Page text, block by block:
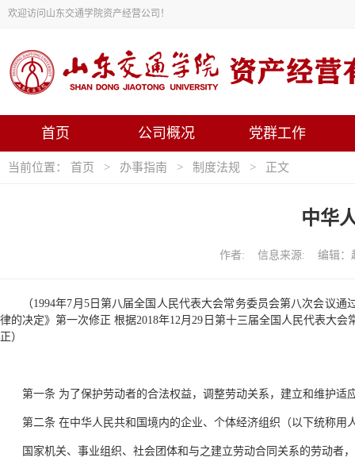
欢迎访问山东交通学院资产经营公司！
首页 公司概况 党群工作
当前位置： 首页 > 办事指南 > 制度法规 > 正文
中华
作者: 信息来源: 编辑：
（1994年7月5日第八届全国人民代表大会常务委员会第八次会议
律的决定》第一次修正 根据2018年12月29日第十三届全国人民代表大
正）
第一条 为了保护劳动者的合法权益，调整劳动关系，建立和维护
第二条 在中华人民共和国境内的企业、个体经济组织（以下统称
国家机关、事业组织、社会团体和与之建立劳动合同关系的劳动者